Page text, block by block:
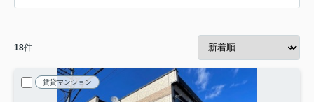
18件
賃貸マンション